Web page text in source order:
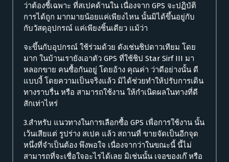
ว่าต้องชี้เฉพาะ ที่สเปคด้านใน เนื่องจาก GPS จะปฏิบัติ
การได้ถูก มากมายน้อยแค่เพียงไหน นั้นมิได้ขึ้นอยู่กับ
กับวัสดุอุปกรณ์ แค่เพียงชิ้นเดียว แม้ว่า
จะขึ้นกับอุปกรณ์ ใช้ร่วมด้วย ดังเช่นชิปดาวเทียม โดย
มาก ในบ้านเรายังเอาตัว GPS ที่ใช้ชิป Star Sirf III มา
หลอกขาย คนซื้อกันอยู่ โดยอ้าง คุณค่า ว่าดีอย่างนั้น ดี
แบบงี้ โดยความเป็นจริงแล้ว มิได้ช่วยทำให้ปรับการเดิน
ทางราบรื่น หรือ สามารถใช้งาน ให้กำเนิดผลในทางที่ดี
สักเท่าไหร่
3.สำหรับ แนวทางในการเลือกซื้อ GPS เพื่อการใช้งาน นั้น
เว้นเสียแต่ รูปร่าง สเปค แล้ว สถานที่ ขายจัดเป็นอีกจุด
หนึ่งที่จำเป็นต้อง พึงพอใจ เนื่องจากว่าในขณะนี้ นี้ไม่
สามารถที่จะเชื่อใจอะไรได้เลย มิเช่นนั้น เจอของเก๊ หรือ